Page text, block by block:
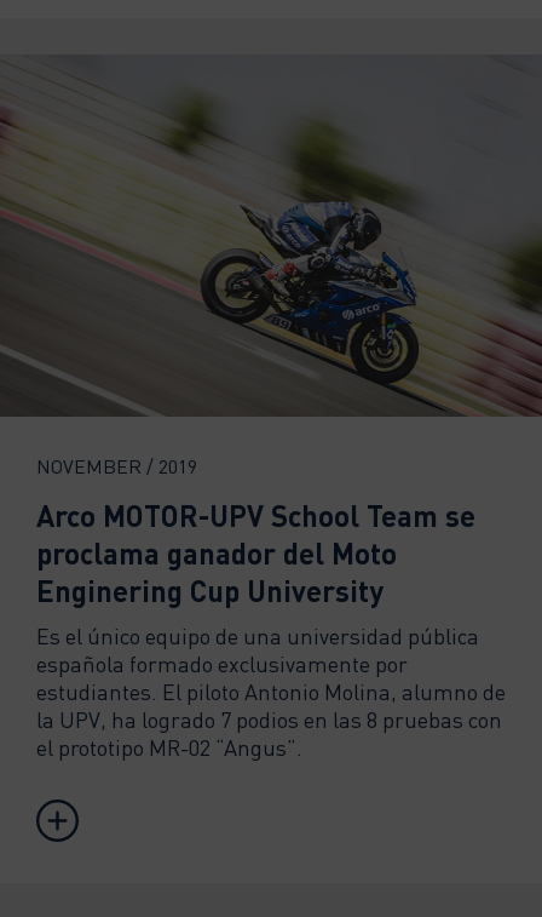
NOVEMBER / 2019
Arco MOTOR-UPV School Team se
proclama ganador del Moto
Enginering Cup University
Es el único equipo de una universidad pública
española formado exclusivamente por
estudiantes. El piloto Antonio Molina, alumno de
la UPV, ha logrado 7 podios en las 8 pruebas con
el prototipo MR-02 “Angus”.